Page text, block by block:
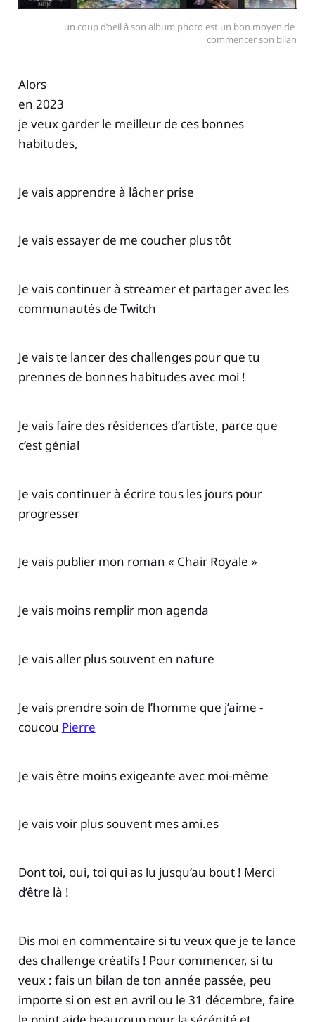
un coup d’oeil à son album photo est un bon moyen de
commencer son bilan
Alors
en 2023
je veux garder le meilleur de ces bonnes
habitudes,
Je vais apprendre à lâcher prise
Je vais essayer de me coucher plus tôt
Je vais continuer à streamer et partager avec les
communautés de Twitch
Je vais te lancer des challenges pour que tu
prennes de bonnes habitudes avec moi !
Je vais faire des résidences d’artiste, parce que
c’est génial
Je vais continuer à écrire tous les jours pour
progresser
Je vais publier mon roman « Chair Royale »
Je vais moins remplir mon agenda
Je vais aller plus souvent en nature
Je vais prendre soin de l’homme que j’aime -
coucou Pierre
Je vais être moins exigeante avec moi-même
Je vais voir plus souvent mes ami.es
Dont toi, oui, toi qui as lu jusqu’au bout ! Merci
d’être là !
Dis moi en commentaire si tu veux que je te lance
des challenge créatifs ! Pour commencer, si tu
veux : fais un bilan de ton année passée, peu
importe si on est en avril ou le 31 décembre, faire